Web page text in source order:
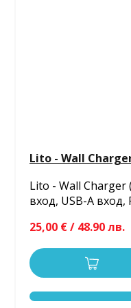
Lito - Wall
Lito - Wall Charger
вход, USB-A
25,00 € / 48.90 лв.